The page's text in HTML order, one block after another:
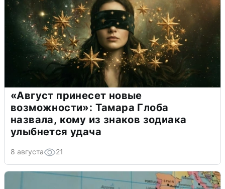
«Август принесет новые
возможности»: Тамара Глоба
назвала, кому из знаков зодиака
улыбнется удача
8 августа 21